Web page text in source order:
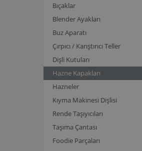
Bıçaklar
Blender Ayakları
Buz Aparatı
Çırpıcı / Karıştırıcı Teller
Dişli Kutuları
Hazne Kapakları
Hazneler
Kıyma Makinesi Dişlisi
Rende Taşıyıcıları
Taşıma Çantası
Foodie Parçaları